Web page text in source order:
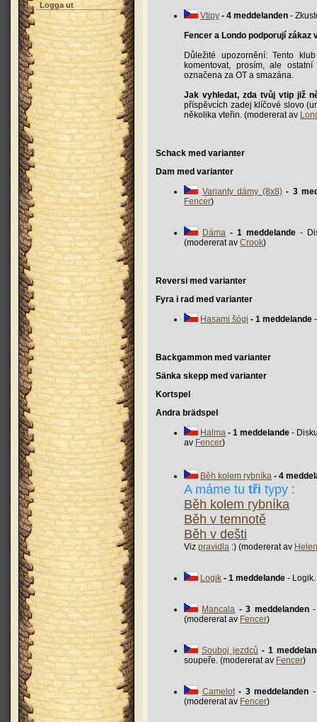
Logga ut
Vtipy - 4 meddelanden -
Fencer a Londo podporují
Důležité upozornění: Tento
komentovat, prosím, ale
označena za OT a smazána.
Jak vyhledat, zda tvůj vtip již
příspěvcích zadej klíčové slovo
několika vteřin. (modererat av
Schack med varianter
Dam med varianter
Varianty dámy (8x8) - 3
Fencer)
Dáma - 1 meddelande-
(modererat av Crook)
Reversi med varianter
Fyra i rad med varianter
Hasami šógi - 1 meddelande
Backgammon med varianter
Sänka skepp med varianter
Kortspel
Andra brädspel
Halma - 1 meddelande -
av Fencer)
Běh kolem rybníka - 4
A máme tu tři typy :
Běh kolem rybníka
Běh v temnotě
Běh v dešti
Viz pravidla :) (modererat av
Logik - 1 meddelande -
Mancala - 3 meddelanden-
(modererat av Fencer)
Souboj jezdců - 1
soupeře. (modererat av Fencer)
Camelot - 3 meddelanden
(modererat av Fencer)